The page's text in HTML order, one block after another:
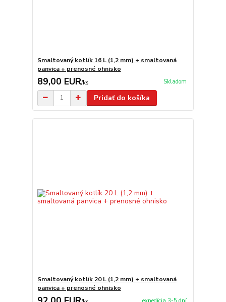
Smaltovaný kotlík 16 L (1,2 mm) + smaltovaná
panvica + prenosné ohnisko
89,00 EUR/ks Skladom
Pridať do košíka
Smaltovaný kotlík 20 L (1,2 mm) + smaltovaná
panvica + prenosné ohnisko